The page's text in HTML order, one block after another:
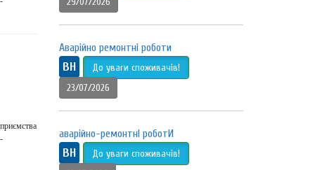
Аварійно ремонтні роботи
ВН
До уваги споживачів!
23/07/2026
аварійно-ремонтнІ роботИ
ВН
До уваги споживачів!